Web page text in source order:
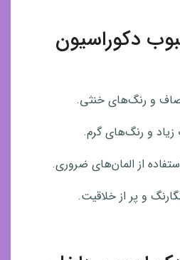
دکوراسیون
و رنگ‌های خنثی.
زیاد و رنگ‌های گرم.
از المان‌های ضروری.
و پر از خلاقیت.